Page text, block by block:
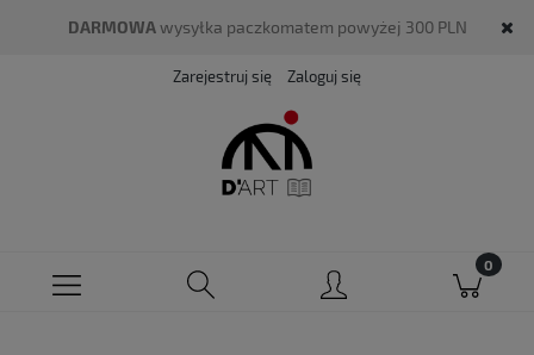
DARMOWAwysyłka paczkomatem powyżej 300 PLN
Zarejestruj się Zaloguj się